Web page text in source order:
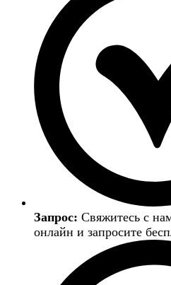
Запрос: Свяжитесь с
онлайн и запросите